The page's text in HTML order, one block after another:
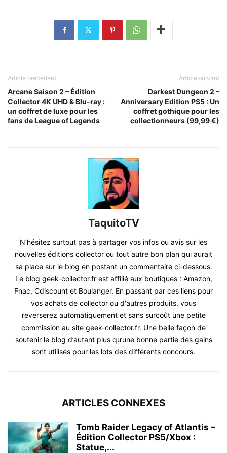
Article précédent
Arcane Saison 2 – Édition
Collector 4K UHD & Blu-ray :
un coffret de luxe pour les
fans de League of Legends
Article suivant
Darkest Dungeon 2 –
Anniversary Edition PS5 : Un
coffret gothique pour les
collectionneurs (99,99 €)
TaquitoTV
N’hésitez surtout pas à partager vos infos ou avis sur les
nouvelles éditions collector ou tout autre bon plan qui aurait
sa place sur le blog en postant un commentaire ci-dessous.
Le blog geek-collector.fr est affilié aux boutiques : Amazon,
Fnac, Cdiscount et Boulanger. En passant par ces liens pour
vos achats de collector ou d'autres produits, vous
reverserez automatiquement et sans surcoût une petite
commission au site geek-collector.fr. Une belle façon de
soutenir le blog d’autant plus qu’une bonne partie des gains
sont utilisés pour les lots des différents concours.
ARTICLES CONNEXES
Tomb Raider Legacy of Atlantis –
Édition Collector PS5/Xbox :
Statue,...